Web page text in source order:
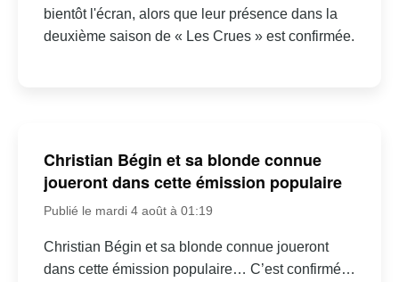
bientôt l'écran, alors que leur présence dans la
deuxième saison de « Les Crues » est confirmée.
Christian Bégin et sa blonde connue
joueront dans cette émission populaire
Publié le mardi 4 août à 01:19
Christian Bégin et sa blonde connue joueront
dans cette émission populaire… C’est confirmé…